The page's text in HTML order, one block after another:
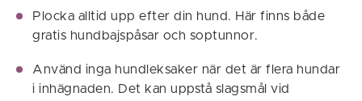
Plocka alltid upp efter din hund. Här finns både
gratis hundbajspåsar och soptunnor.
Använd inga hundleksaker när det är flera hundar
i inhägnaden. Det kan uppstå slagsmål vid